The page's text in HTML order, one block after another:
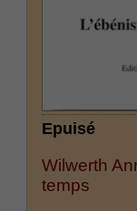
Epuisé
Wilwerth
temps